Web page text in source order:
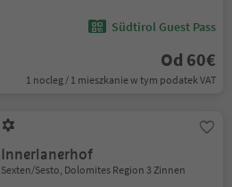
Südtirol Guest Pass
Od 60€
1 nocleg / 1 mieszkanie w tym podatek VAT
Innerlanerhof
Sexten/Sesto, Dolomites Region 3 Zinnen